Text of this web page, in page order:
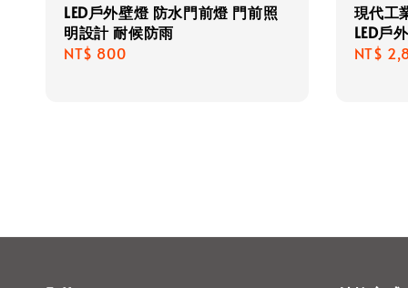
LED戶外壁燈 防水門前燈 門前照
明設計 耐候防雨
Regular
NT$ 800
現代工
LED戶
NT$